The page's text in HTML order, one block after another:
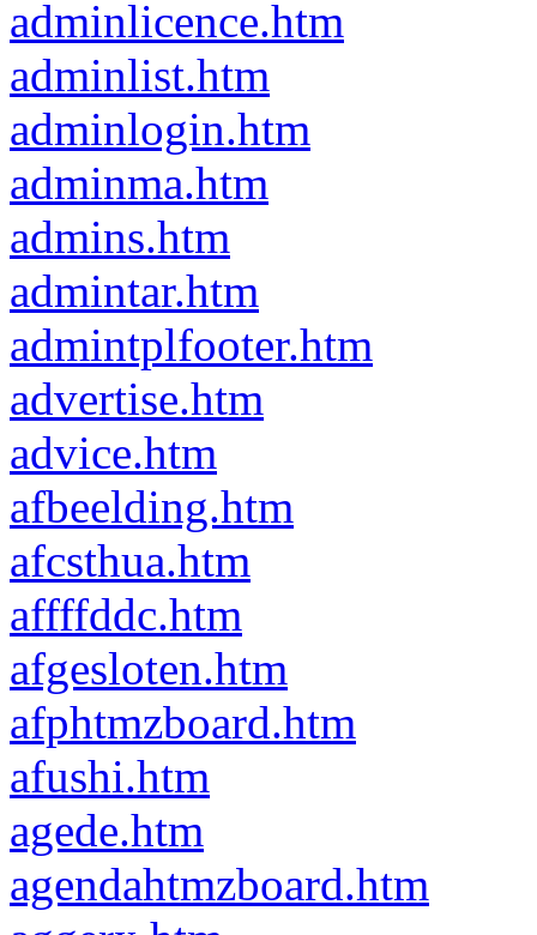
adminlicence.htm
adminlist.htm
adminlogin.htm
adminma.htm
admins.htm
admintar.htm
admintplfooter.htm
advertise.htm
advice.htm
afbeelding.htm
afcsthua.htm
affffddc.htm
afgesloten.htm
afphtmzboard.htm
afushi.htm
agede.htm
agendahtmzboard.htm